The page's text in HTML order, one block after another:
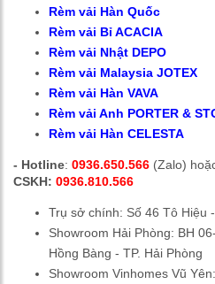
Rèm vải Hàn Quốc
Rèm vải Bỉ ACACIA
Rèm vải Nhật DEPO
Rèm vải Malaysia JOTEX
Rèm vải Hàn VAVA
Rèm vải Anh PORTER &
Rèm vải Hàn CELESTA
- Hotline: 0936.650.566 (Zalo)
CSKH: 0936.810.566
Trụ sở chính: Số 46 Tô Hiệu
Showroom Hải Phòng: BH
Hồng Bàng - TP. Hải Phòng
Showroom Vinhomes Vũ